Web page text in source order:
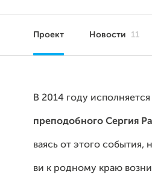
Проект Новости 11
В 2014 году исполняется
преподобного Сергия
ваясь от этого события,
ви к родному краю